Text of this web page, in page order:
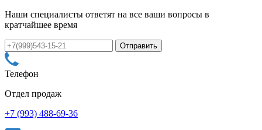
Наши специалисты ответят на все ваши вопросы в
кратчайшее время
Телефон
Отдел продаж
+7 (993) 488-69-36